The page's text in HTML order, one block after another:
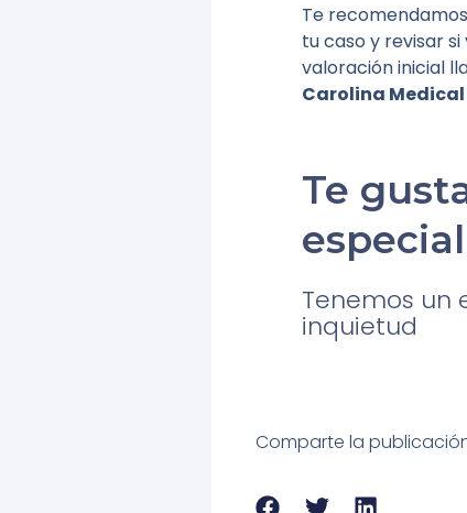
Te
tu caso y revisar
valoración inicial
Carolina Medical
Te
Tenemos un
inquietud
Comparte la